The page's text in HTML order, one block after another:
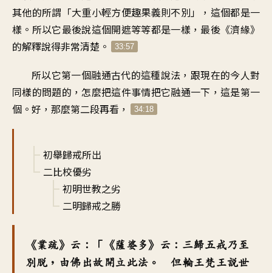
其他的所謂「大重小輕方便趣果義則不別」，這個都是一
樣。所以它最後說這個開遮等等都是一樣，最後《濟緣》
的解釋說得非常清楚。
33:57
所以它第一個融通古代的這種說法，跟現在的今人對
同樣的問題的，怎麼把這件事情把它融通一下，這是第一
個。好，那麼第二段再看，
34:18
初舉歸戒所出
二比校優劣
初明世教之劣
二明歸戒之勝
《業疏》云：「《薩婆多》云：三歸五戒乃至
別脫，由佛出故開立此法。 但輪王梵王說世